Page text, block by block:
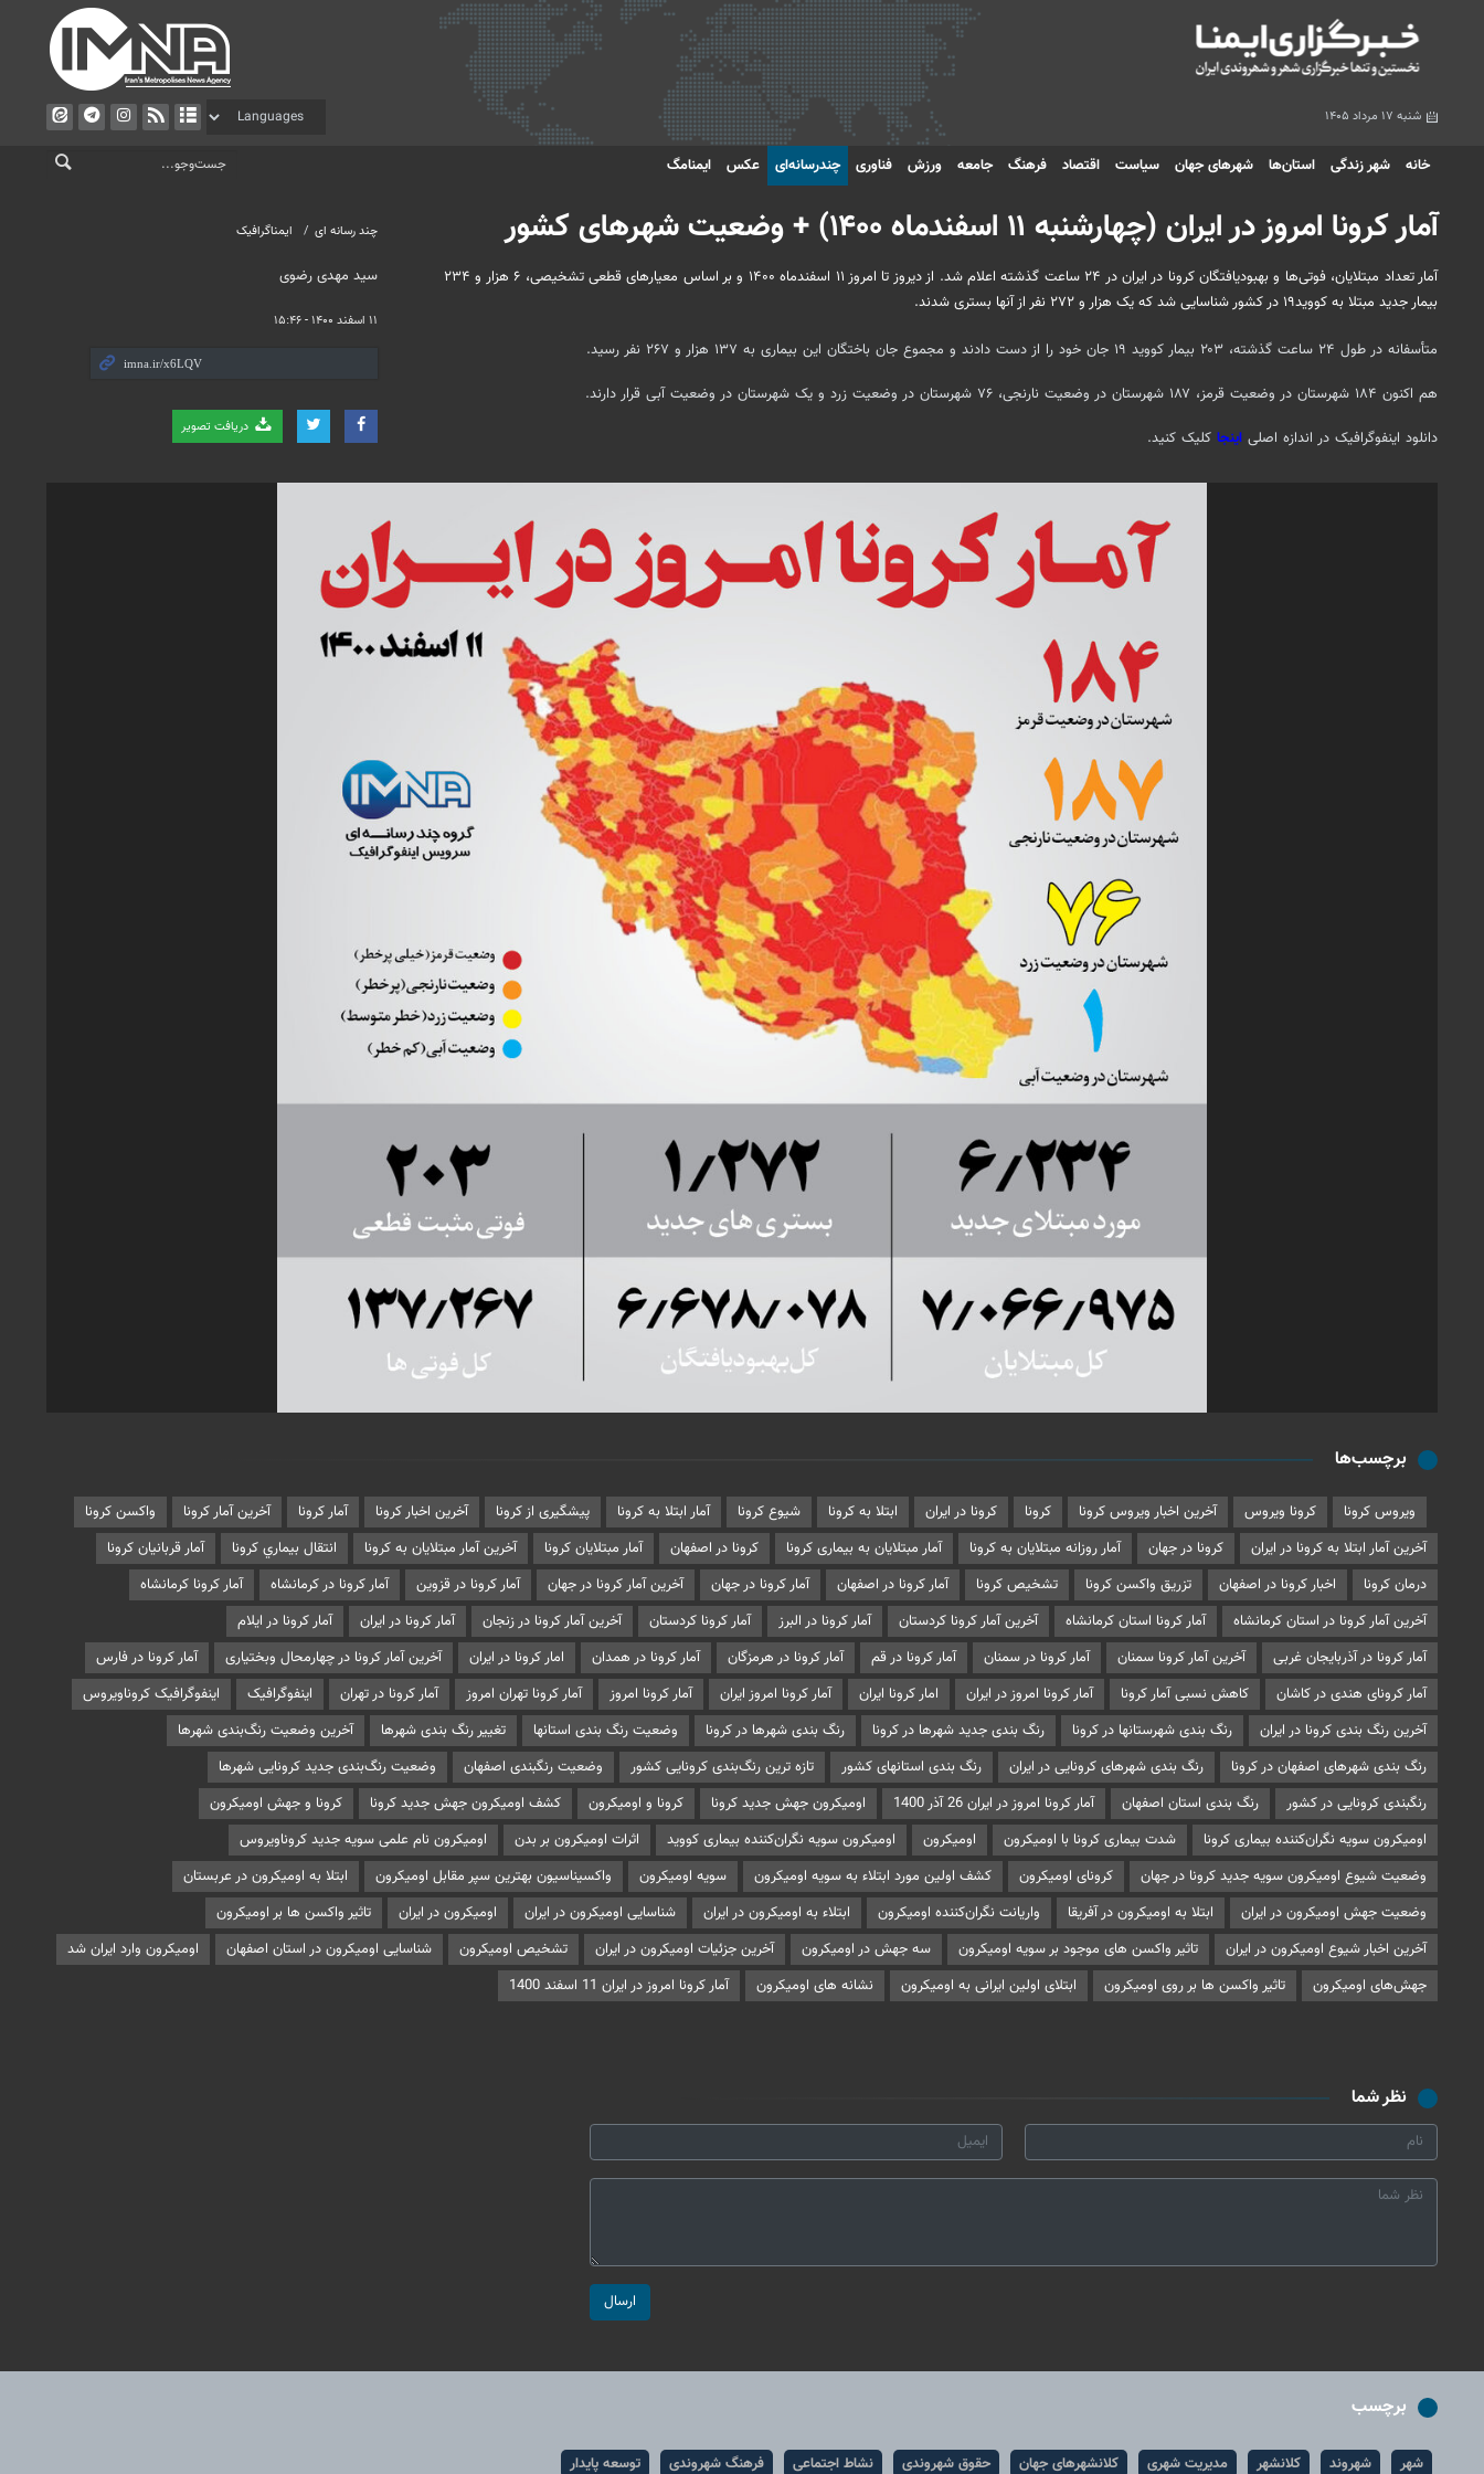
شنبه ۱۷ مرداد ۱۴۰۵
خانه شهر زندگی استان‌ها شهرهای جهان سیاست اقتصاد فرهنگ جامعه ورزش فناوری چندرسانه‌ای عکس ایمنامگ
چند رسانه ای ایمناگرافیک
سید مهدی رضوی
۱۱ اسفند ۱۴۰۰ - ۱۵:۴۶
دریافت تصویر
آمار کرونا امروز در ایران (چهارشنبه ۱۱ اسفندماه ۱۴۰۰) + وضعیت شهرهای کشور
آمار تعداد مبتلایان، فوتی‌ها و بهبودیافتگان کرونا در ایران در ۲۴ ساعت گذشته اعلام شد. از دیروز تا امروز ۱۱ اسفندماه ۱۴۰۰ و بر اساس معیارهای قطعی تشخیصی، ۶ هزار و ۲۳۴
بیمار جدید مبتلا به کووید۱۹ در کشور شناسایی شد که یک هزار و ۲۷۲ نفر از آنها بستری شدند.
متأسفانه در طول ۲۴ ساعت گذشته، ۲۰۳ بیمار کووید ۱۹ جان خود را از دست دادند و مجموع جان باختگان این بیماری به ۱۳۷ هزار و ۲۶۷ نفر رسید.
هم اکنون ۱۸۴ شهرستان در وضعیت قرمز، ۱۸۷ شهرستان در وضعیت نارنجی، ۷۶ شهرستان در وضعیت زرد و یک شهرستان در وضعیت آبی قرار دارند.
دانلود اینفوگرافیک در اندازه اصلی اینجا کلیک کنید.
برچسب‌ها
ویروس کرونا کرونا ویروس آخرین اخبار ویروس کرونا کرونا کرونا در ایران ابتلا به کرونا شیوع کرونا آمار ابتلا به کرونا پیشگیری از کرونا آخرین اخبار کرونا آمار کرونا آخرین آمار کرونا
واکسن کرونا
آخرین آمار ابتلا به کرونا در ایران
کرونا در جهان آمار روزانه مبتلایان به کرونا آمار مبتلایان به بیماری کرونا کرونا در اصفهان آمار مبتلایان کرونا آخرین آمار مبتلایان به کرونا انتقال بيماري کرونا
آمار قربانیان کرونا
درمان کرونا
اخبار کرونا در اصفهان تزريق واکسن کرونا تشخیص کرونا آمار کرونا در اصفهان آمار کرونا در جهان آخرین آمار کرونا در جهان آمار کرونا در قزوین آمار کرونا در کرمانشاه
آمار کرونا کرمانشاه
آخرین آمار کرونا در استان کرمانشاه
آمار کرونا استان کرمانشاه آخرین آمار کرونا کردستان آمار کرونا در البرز آمار کرونا کردستان آخرین آمار کرونا در زنجان آمار کرونا در ایران
آمار کرونا در ایلام
آمار کرونا در آذربایجان غربی
آخرین آمار کرونا سمنان آمار کرونا در سمنان آمار کرونا در قم آمار کرونا در هرمزگان آمار کرونا در همدان امار کرونا در ایران آخرین آمار کرونا در چهارمحال وبختیاری
آمار کرونا در فارس
آمار کرونای هندی در کاشان
کاهش نسبی آمار کرونا آمار کرونا امروز در ایران امار کرونا ایران آمار کرونا امروز ایران آمار کرونا امروز آمار کرونا تهران امروز آمار کرونا در تهران اینفوگرافیک
اینفوگرافیک کروناویروس
آخرین رنگ بندی کرونا در ایران
رنگ بندی شهرستانها در کرونا رنگ بندی جدید شهرها در کرونا رنگ بندی شهرها در کرونا وضعیت رنگ بندی استانها تغییر رنگ بندی شهرها
آخرین وضعیت رنگ‌بندی شهرها
رنگ بندی شهرهای اصفهان در کرونا
رنگ بندی شهرهای کرونایی در ایران رنگ بندی استانهای کشور تازه ترین رنگ‌بندی کرونایی کشور وضعیت رنگبندی اصفهان
وضعیت رنگ‌بندی جدید کرونایی شهرها
رنگبندی کرونایی در کشور
رنگ بندی استان اصفهان آمار کرونا امروز در ایران 26 آذر 1400 اومیکرون جهش جدید کرونا کرونا و اومیکرون کشف اومیکرون جهش جدید کرونا
کرونا و جهش اومیکرون
اومیکرون سویه نگران‌کننده بیماری کرونا
شدت بیماری کرونا با اومیکرون اومیکرون اومیکرون سویه نگران‌کننده بیماری کووید اثرات اومیکرون بر بدن
اومیکرون نام علمی سویه جدید کروناویروس
وضعیت شیوع اومیکرون سویه جدید کرونا در جهان
کرونای اومیکرون کشف اولین مورد ابتلاء به سویه اومیکرون سویه اومیکرون واکسیناسیون بهترین سپر مقابل اومیکرون
ابتلا به اومیکرون در عربستان
وضعیت جهش اومیکرون در ایران
ابتلا به اومیکرون در آفریقا واریانت نگران‌کننده اومیکرون ابتلاء به اومیکرون در ایران شناسایی اومیکرون در ایران اومیکرون در ایران
تاثیر واکسن ها بر اومیکرون
آخرین اخبار شیوع اومیکرون در ایران
تاثیر واکسن های موجود بر سویه اومیکرون سه جهش در اومیکرون آخرین جزئیات اومیکرون در ایران تشخیص اومیکرون شناسایی اومیکرون در استان اصفهان
اومیکرون وارد ایران شد
جهش‌های اومیکرون
تاثیر واکسن ها بر روی اومیکرون ابتلای اولین ایرانی به اومیکرون نشانه های اومیکرون آمار کرونا امروز در ایران 11 اسفند 1400
نظر شما
ارسال
برچسب
شهر شهروند کلانشهر مدیریت شهری کلانشهرهای جهان حقوق شهروندی نشاط اجتماعی فرهنگ شهروندی توسعه پایدار